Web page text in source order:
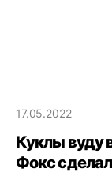
17.05.2022
Куклы вуду
Фокс